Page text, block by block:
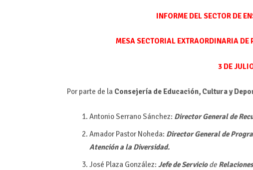
INFORME DEL SECTOR DE
MESA SECTORIAL EXTRAORDINARIA DE
3 DE
Por parte de la Consejería de Educación, Cultura y
Antonio Serrano Sánchez: Director General de
Amador Pastor Noheda: Director General de
Atención a la Diversidad.
José Plaza González:Jefe de Serviciode